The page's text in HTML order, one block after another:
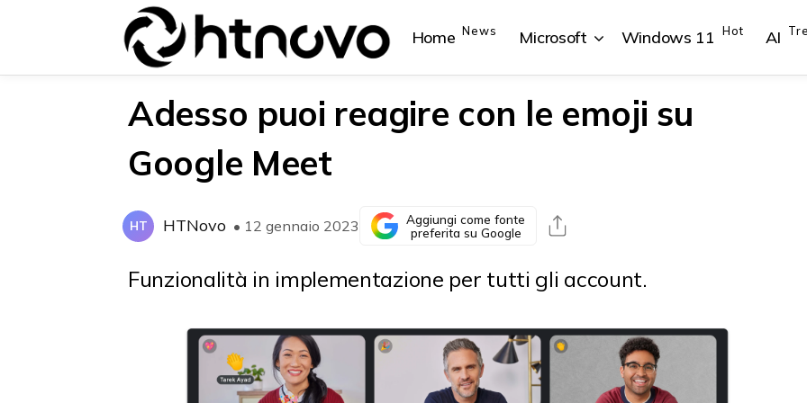
Home News Microsoft
{{POSTS[0].LABEL}}
Windows 11 Hot AI
{{POSTS[0].LABEL}}
Adesso puoi reagire con le emoji su
Google Meet
HT HTNovo • 12 gennaio 2023
Aggiungi come fonte
preferita su Google
Funzionalità in implementazione per tutti gli account.